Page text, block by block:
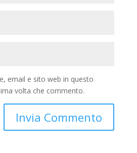
email e sito web in questo
volta che commento.